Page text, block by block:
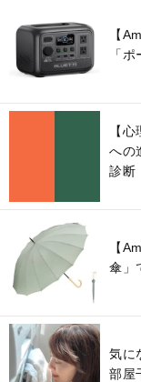
【
「
【
への
診断
【
傘」
気に
部屋